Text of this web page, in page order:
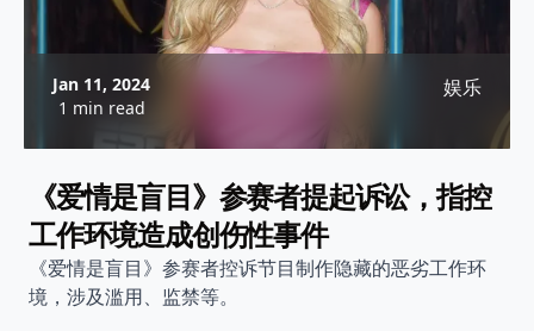
Jan 11, 2024
1 min read
娱乐
《爱情是盲目》参赛者提起诉讼，指控
工作环境造成创伤性事件
《爱情是盲目》参赛者控诉节目制作隐藏的恶劣工作环
境，涉及滥用、监禁等。